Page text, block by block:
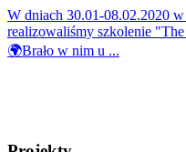
W dniach 30.01-08.02.2020 w
realizowaliśmy szkolenie "The
🌍Brało w nim u ...